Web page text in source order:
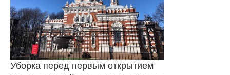
Уборка перед первым открытием